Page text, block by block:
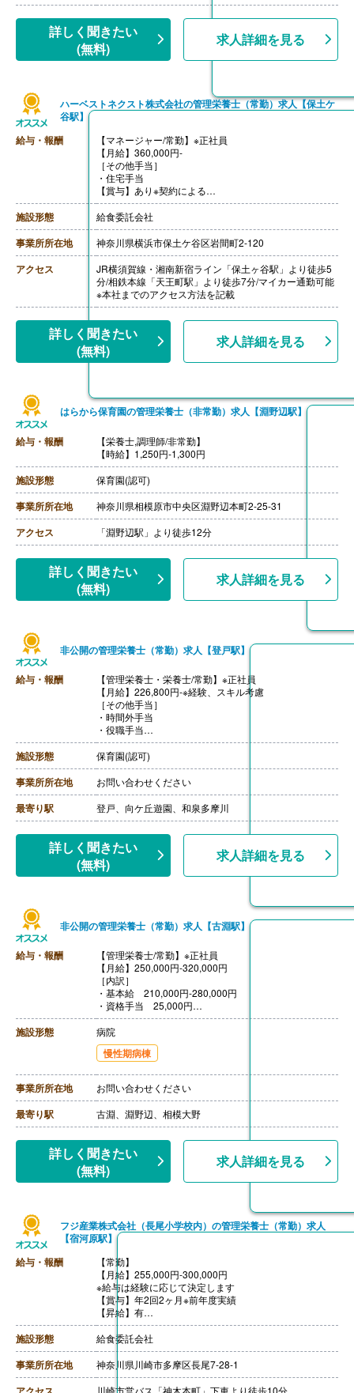
詳しく聞きたい
(無料)
求人詳細を見る
ハーベストネクスト株式会社の管理栄養士（常勤）求人【保土ケ
谷駅】
給与・報酬
【マネージャー/常勤】※正社員
【月給】360,000円-
［その他手当］
・住宅手当
【賞与】あり※契約による
【通勤手当】あり※規定内支給（2km以上は交通費支給）
【昇給】あり※契約による
【退職金】あり※契約による
施設形態 給食委託会社
事業所所在地 神奈川県横浜市保土ケ谷区岩間町2-120
アクセス
JR横須賀線・湘南新宿ライン「保土ヶ谷駅」より徒歩5
分/相鉄本線「天王町駅」より徒歩7分/マイカー通勤可能
※本社までのアクセス方法を記載
詳しく聞きたい
(無料)
求人詳細を見る
はらから保育園の管理栄養士（非常勤）求人【淵野辺駅】
給与・報酬
【栄養士,調理師/非常勤】
【時給】1,250円-1,300円
施設形態 保育園(認可)
事業所所在地 神奈川県相模原市中央区淵野辺本町2-25-31
アクセス 「淵野辺駅」より徒歩12分
詳しく聞きたい
(無料)
求人詳細を見る
非公開の管理栄養士（常勤）求人【登戸駅】
給与・報酬
【管理栄養士・栄養士/常勤】※正社員
【月給】226,800円-※経験、スキル考慮
［その他手当］
・時間外手当
・役職手当
・調整手当
・世帯主手当 25,000円/月※要件あり
・近隣地域移転手当 100,000円※要件あり
・住宅手当
【賞与】年3回（夏季・冬季・決算）※前年度実績
【通勤手当】あり（上限20,000円/月）
【昇給】年1回
施設形態 保育園(認可)
事業所所在地 お問い合わせください
最寄り駅 登戸、向ケ丘遊園、和泉多摩川
詳しく聞きたい
(無料)
求人詳細を見る
非公開の管理栄養士（常勤）求人【古淵駅】
給与・報酬
【管理栄養士/常勤】※正社員
【月給】250,000円-320,000円
［内訳］
・基本給 210,000円-280,000円
・資格手当 25,000円
・職務手当 15,000円
［その他手当］
・家族手当 5,000円-15,000円
・役職手当 20,000円-50,000円
【通勤手当】あり（上限50,000円/月）
【昇給】あり（1月あたり1.00％-2.00％）※前年度実績
【退職金】あり※勤続3年以上
施設形態 病院
慢性期病棟
事業所所在地 お問い合わせください
最寄り駅 古淵、淵野辺、相模大野
詳しく聞きたい
(無料)
求人詳細を見る
フジ産業株式会社（長尾小学校内）の管理栄養士（常勤）求人
【宿河原駅】
給与・報酬
【常勤】
【月給】255,000円-300,000円
※給与は経験に応じて決定します
【賞与】年2回2ヶ月※前年度実績
【昇給】有
【交通費】あり（実費支給）
【退職金】無し
施設形態 給食委託会社
事業所所在地 神奈川県川崎市多摩区長尾7-28-1
川崎市営バス「神木本町」下車より徒歩10分